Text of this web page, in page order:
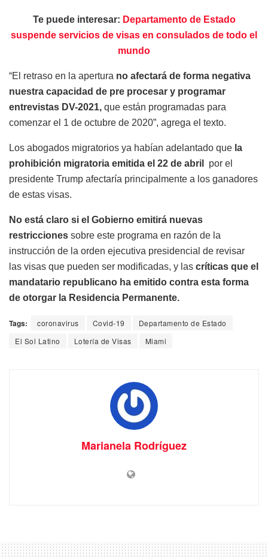
Te puede interesar: Departamento de Estado
suspende servicios de visas en consulados de todo el
mundo
“El retraso en la apertura no afectará de forma negativa
nuestra capacidad de pre procesar y programar
entrevistas DV-2021, que están programadas para
comenzar el 1 de octubre de 2020”, agrega el texto.
Los abogados migratorios ya habían adelantado que la
prohibición migratoria emitida el 22 de abril
por el
presidente Trump afectaría principalmente a los ganadores
de estas visas.
No está claro si el Gobierno emitirá nuevas
restricciones sobre este programa en razón de la
instrucción de la orden ejecutiva presidencial de revisar
las visas que pueden ser modificadas, y las críticas que el
mandatario republicano ha emitido contra esta forma
de otorgar la Residencia Permanente.
Tags: coronavirus Covid-19
Departamento de Estado
El Sol Latino
Lotería de Visas Miami
Marianela Rodríguez